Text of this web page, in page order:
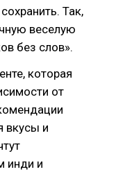
Так,
веселую
без слов».
которая
от
вкусы и
инди и